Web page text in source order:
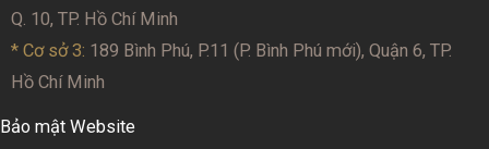
Q. 10, TP. Hồ Chí Minh
* Cơ sở 3: 189 Bình Phú, P.11 (P. Bình Phú mới), Quận 6, TP.
Hồ Chí Minh
Bảo mật Website